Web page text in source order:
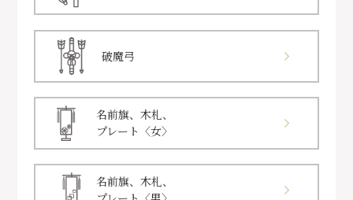
破魔弓
名前旗、木札、
プレート〈女〉
名前旗、木札、